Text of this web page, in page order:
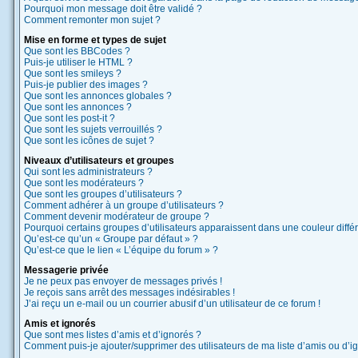
Pourquoi mon message doit être validé ?
Comment remonter mon sujet ?
Mise en forme et types de sujet
Que sont les BBCodes ?
Puis-je utiliser le HTML ?
Que sont les smileys ?
Puis-je publier des images ?
Que sont les annonces globales ?
Que sont les annonces ?
Que sont les post-it ?
Que sont les sujets verrouillés ?
Que sont les icônes de sujet ?
Niveaux d’utilisateurs et groupes
Qui sont les administrateurs ?
Que sont les modérateurs ?
Que sont les groupes d’utilisateurs ?
Comment adhérer à un groupe d’utilisateurs ?
Comment devenir modérateur de groupe ?
Pourquoi certains groupes d’utilisateurs apparaissent dans une couleur
Qu’est-ce qu’un « Groupe par défaut » ?
Qu’est-ce que le lien « L’équipe du forum » ?
Messagerie privée
Je ne peux pas envoyer de messages privés !
Je reçois sans arrêt des messages indésirables !
J’ai reçu un e-mail ou un courrier abusif d’un utilisateur de ce forum !
Amis et ignorés
Que sont mes listes d’amis et d’ignorés ?
Comment puis-je ajouter/supprimer des utilisateurs de ma liste d’amis ou